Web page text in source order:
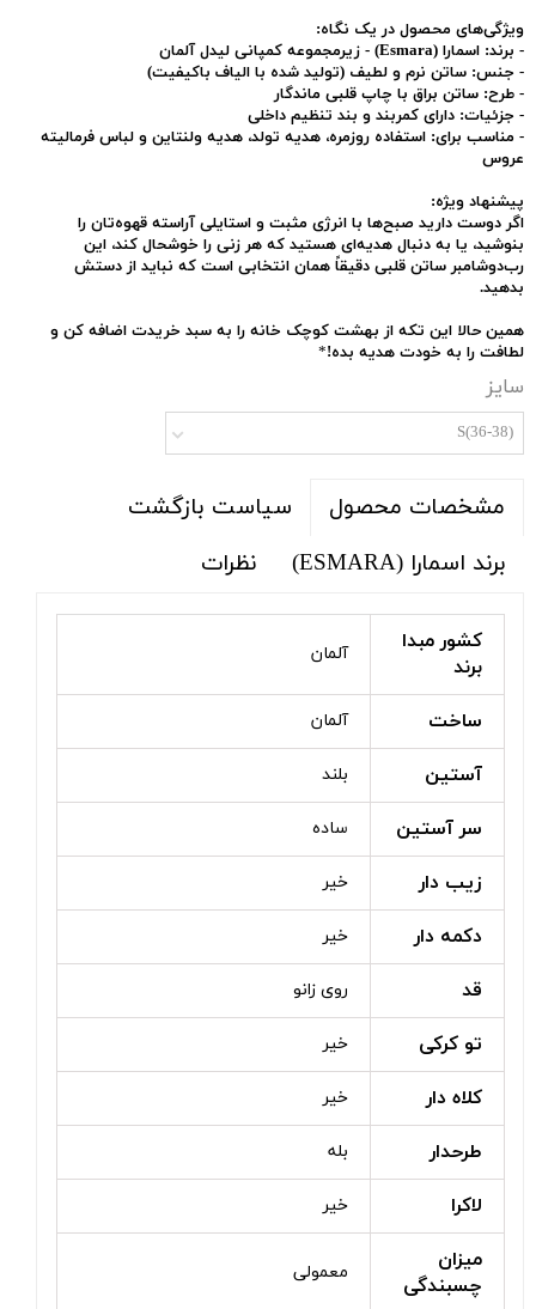
ویژگی‌های محصول در یک نگاه:
- برند: اسمارا (Esmara) - زیرمجموعه کمپانی لیدل آلمان
- جنس: ساتن نرم و لطیف (تولید شده با الیاف باکیفیت)
-طرح: ساتن براق با چاپ قلبی ماندگار
- جزئیات: دارای کمربند و بند تنظیم داخلی
-مناسب برای: استفاده روزمره، هدیه تولد، هدیه ولنتاین و لباس فرمالیته
عروس
پیشنهاد ویژه:
اگر دوست دارید صبح‌ها با انرژی مثبت و استایلی آراسته قهوه‌تان را
بنوشید، یا به دنبال هدیه‌ای هستید که هر زنی را خوشحال کند، این
رب‌دوشامبر ساتن قلبی دقیقاً همان انتخابی است که نباید از دستش
بدهید.
همین حالا این تکه از بهشت کوچک خانه را به سبد خریدت اضافه کن و
لطافت را به خودت هدیه بده!*
سایز
S(36-38)
مشخصات محصول
سیاست بازگشت
برند اسمارا (ESMARA)
نظرات
کشور مبدا
برند
آلمان
ساخت آلمان
آستین بلند
سر آستین ساده
زیب دار خیر
دکمه دار خیر
قد روی زانو
تو کرکی خیر
کلاه دار خیر
طرحدار بله
لاکرا خیر
میزان
چسبندگی
معمولی